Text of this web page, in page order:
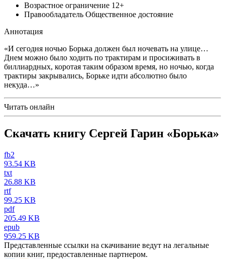
Возрастное ограничение 12+
Правообладатель Общественное достояние
Аннотация
«И сегодня ночью Борька должен был ночевать на улице…
Днем можно было ходить по трактирам и просиживать в
биллиардных, коротая таким образом время, но ночью, когда
трактиры закрывались, Борьке идти абсолютно было
некуда…»
Читать онлайн
Скачать книгу Сергей Гарин «Борька»
fb2
93.54 KB
txt
26.88 KB
rtf
99.25 KB
pdf
205.49 KB
epub
959.25 KB
Представленные ссылки на скачивание ведут на легальные
копии книг, предоставленные партнером.